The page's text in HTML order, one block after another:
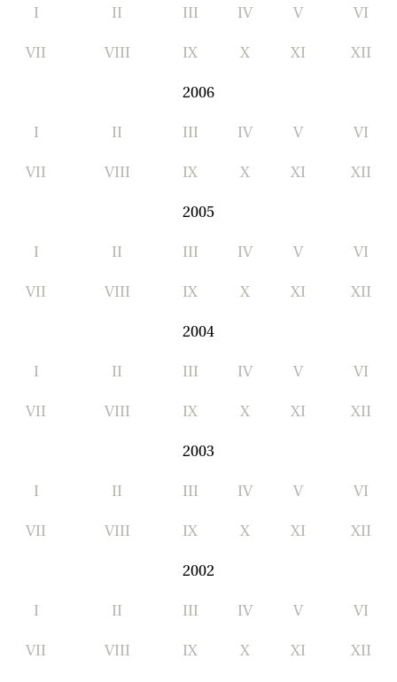
I II III IV V VI
VII VIII IX X XI XII
2006
I II III IV V VI
VII VIII IX X XI XII
2005
I II III IV V VI
VII VIII IX X XI XII
2004
I II III IV V VI
VII VIII IX X XI XII
2003
I II III IV V VI
VII VIII IX X XI XII
2002
I II III IV V VI
VII VIII IX X XI XII